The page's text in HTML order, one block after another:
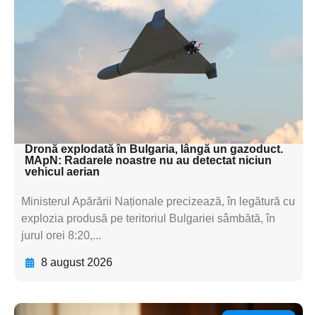
subtitluAdaugă aici
textul pentru
subtitluAdaugă aici
textul pentru
subtitluAdaugă aici
textul pentru subti
Dronă explodată în Bulgaria, lângă un gazoduct.
MApN: Radarele noastre nu au detectat niciun
vehicul aerian
Ministerul Apărării Naționale precizează, în legătură cu
explozia produsă pe teritoriul Bulgariei sâmbătă, în
jurul orei 8:20,...
8 august 2026